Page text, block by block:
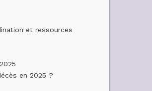
et ressources
en 2025 ?